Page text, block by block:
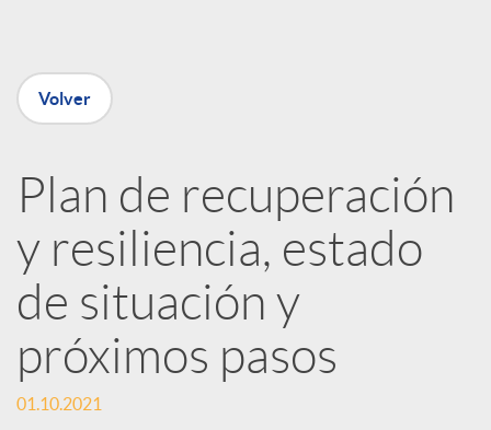
e
n
R
e
d
e
Volver
Plan de recuperación
y resiliencia, estado
de situación y
próximos pasos
01.10.2021